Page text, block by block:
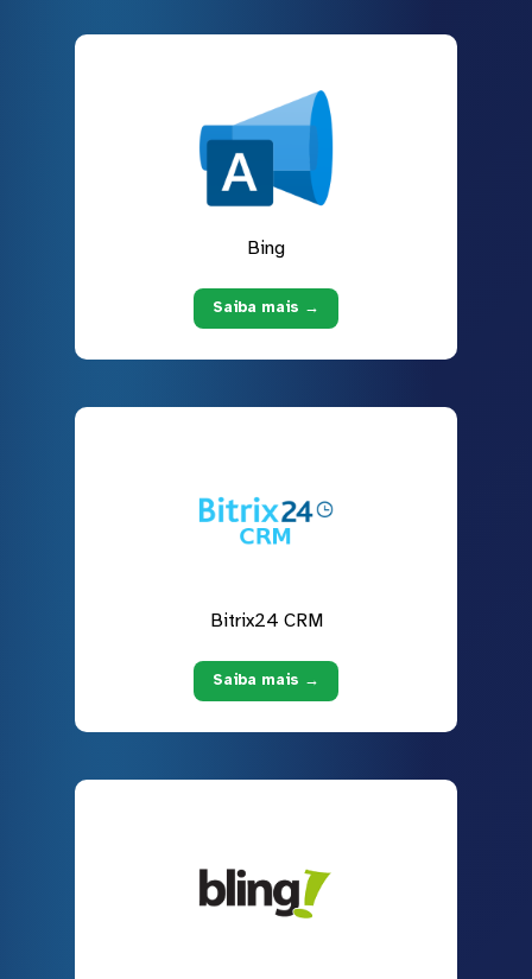
Bing
Saiba mais →
Bitrix24 CRM
Saiba mais →